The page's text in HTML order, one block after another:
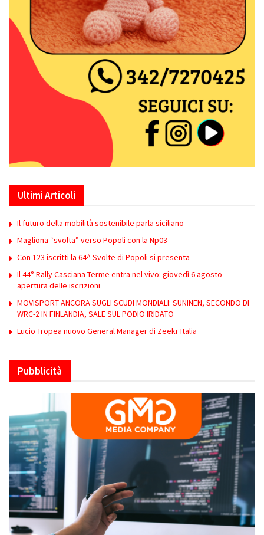
Ultimi Articoli
Il futuro della mobilità sostenibile parla siciliano
Magliona “svolta” verso Popoli con la Np03
Con 123 iscritti la 64^ Svolte di Popoli si presenta
Il 44° Rally Casciana Terme entra nel vivo: giovedì 6 agosto
apertura delle iscrizioni
MOVISPORT ANCORA SUGLI SCUDI MONDIALI: SUNINEN, SECONDO DI
WRC-2 IN FINLANDIA, SALE SUL PODIO IRIDATO
Lucio Tropea nuovo General Manager di Zeekr Italia
Pubblicità